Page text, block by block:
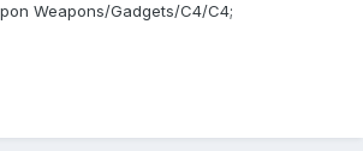
Weapons/Gadgets/C4/C4;